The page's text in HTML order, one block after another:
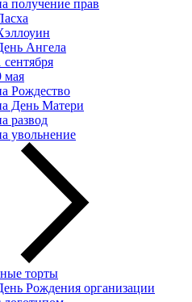
получение прав
Ангела
сентября
мая
Рождество
День Матери
развод
увольнение
торты
Рождения организации